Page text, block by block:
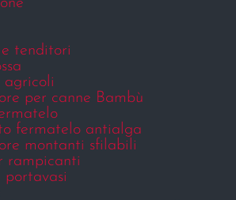
tenditori
agricoli
per canne Bambù
fermatelo antialga
montanti sfilabili
rampicanti